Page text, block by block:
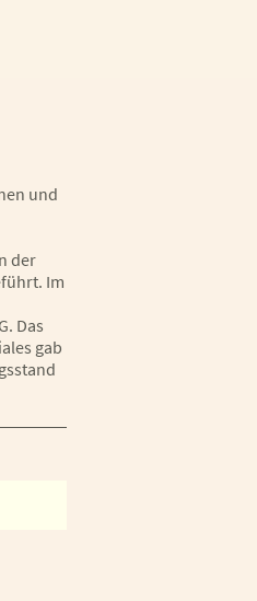
und
der
Im
Das
gab